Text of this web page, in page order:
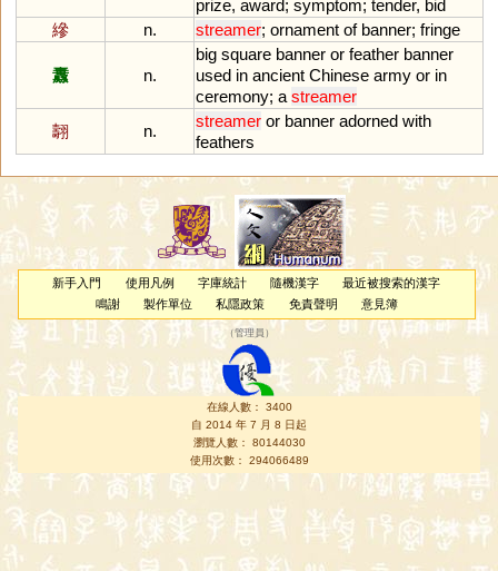
prize, award; symptom; tender, bid
縿
n. streamer; ornament of banner; fringe
纛 n.
big square banner or feather banner
used in ancient Chinese army or in
ceremony; a streamer
翿
n.
streamer or banner adorned with
feathers
新手入門 使用凡例 字庫統計 隨機漢字
最近被搜索的漢字
鳴謝
製作單位 私隱政策 免責聲明 意見簿
（管理員 ）
在線人數： 3400
自 2014 年 7 月 8 日起
瀏覽人數： 80144030
使用次數： 294066489